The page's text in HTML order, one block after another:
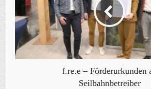
f.re.e – Förderurkunden
Seilbahnbetreiber